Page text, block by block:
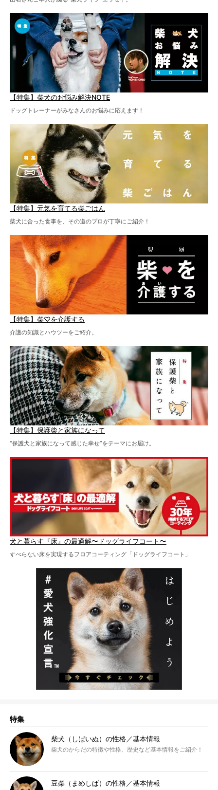
【特集】柴犬のお悩み解決NOTE
ドッグトレーナーがみなさんのお悩みに応えます！
【特集】元気を育てる柴ごはん
柴犬に合った食事を、その道のプロが丁寧にご紹介！
【特集】柴♡を介護する
介護の知識とハウツーをご紹介。
【特集】保護柴と家族になって
“保護犬と家族になって感じた幸せ”をテーマにお届け。
犬と暮らす『床』の最適解〜ドッグライフコート〜
すべらない床を実現するフロアコーティング「ドッグライフコート」
特集
柴犬（しばいぬ）の性格／基本情報
柴犬のからだの特徴や性格、歴史など基本情報をご紹介！
豆柴（まめしば）の性格／基本情報